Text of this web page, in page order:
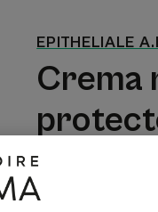
EPITHELIALE
Crema
Refacción -